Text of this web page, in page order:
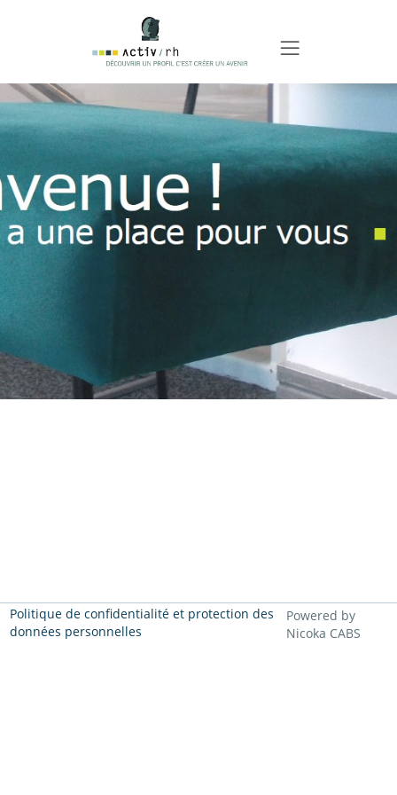
Politique de confidentialité et protection des
données personnelles
Powered by
Nicoka CABS